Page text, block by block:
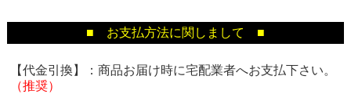
■ お支払方法に関しまして ■
【代金引換】：商品お届け時に宅配業者へお支払下さい。
（推奨）